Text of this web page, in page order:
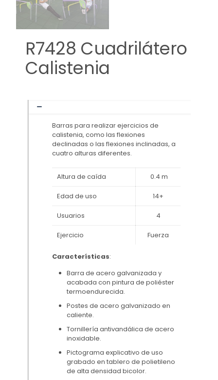
R7428 Cuadrilátero
Calistenia
Barras para realizar ejercicios de
calistenia, como las flexiones
declinadas o las flexiones inclinadas, a
cuatro alturas diferentes.
Altura de caída 0.4 m
Edad de uso 14+
Usuarios 4
Ejercicio Fuerza
Características:
Barra de acero galvanizada y
acabada con pintura de poliéster
termoendurecida.
Postes de acero galvanizado en
caliente.
Tornillería antivandálica de acero
inoxidable.
Pictograma explicativo de uso
grabado en tablero de polietileno
de alta densidad bicolor.